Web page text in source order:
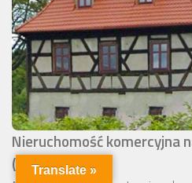
Nieruchomość komercyjna
(okolice)
Translate »